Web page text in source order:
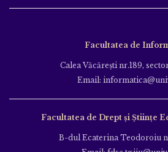
Facultatea de
Calea Văcăreşti nr.189,
Email:
Facultatea de Drept și Științe
B-dul Ecaterina Teodoroiu